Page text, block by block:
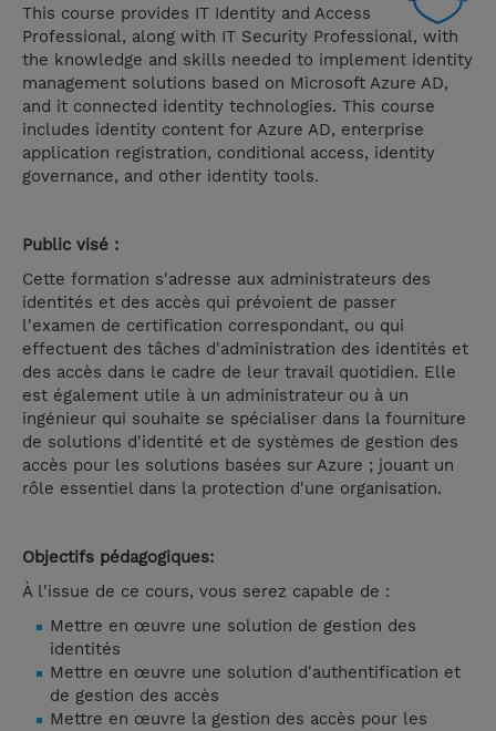
This course provides IT Identity and Access
Professional, along with IT Security Professional, with
the knowledge and skills needed to implement identity
management solutions based on Microsoft Azure AD,
and it connected identity technologies. This course
includes identity content for Azure AD, enterprise
application registration, conditional access, identity
governance, and other identity tools.
Public visé :
Cette formation s'adresse aux administrateurs des
identités et des accès qui prévoient de passer
l'examen de certification correspondant, ou qui
effectuent des tâches d'administration des identités et
des accès dans le cadre de leur travail quotidien. Elle
est également utile à un administrateur ou à un
ingénieur qui souhaite se spécialiser dans la fourniture
de solutions d'identité et de systèmes de gestion des
accès pour les solutions basées sur Azure ; jouant un
rôle essentiel dans la protection d'une organisation.
Objectifs pédagogiques:
À l'issue de ce cours, vous serez capable de :
Mettre en œuvre une solution de gestion des
identités
Mettre en œuvre une solution d'authentification et
de gestion des accès
Mettre en œuvre la gestion des accès pour les